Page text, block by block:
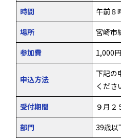
時間
午前８
場所
宮崎市
参加費
1,000
申込方法
下記の
くださ
受付期間
９月
部門
39歳以